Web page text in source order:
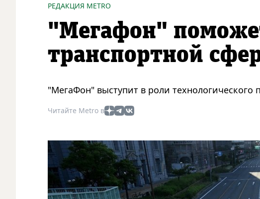
РЕДАКЦИЯ METRO
"Мегафон"
транспортной
"МегаФон" выступит в роли технологического
Читайте Metro в